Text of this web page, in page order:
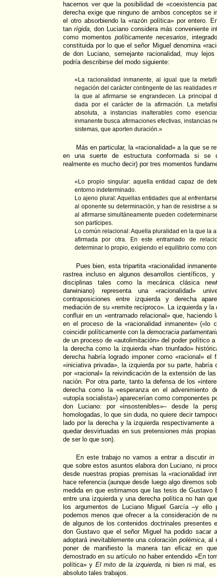
hacernos ver que la posibilidad de «coexistencia
derecha exige que ninguno de ambos conceptos se
el otro absorbiendo la «razón política» por entero.
tan rígida, don Luciano considera más conveniente
como momentos políticamente necesarios,
constituida por lo que el señor Miguel denomina
de don Luciano, semejante racionalidad, muy
podría describirse del modo siguiente:
«La racionalidad inmanente, al igual que la
negación del carácter contingente de las realidades
la que al afirmarse se engrandecen. La principal
dada por el carácter de la afirmación. La
absoluta, a instancias inalterables como
inmanente busca afirmaciones efectivas, instancias
sistemas, que aporten duración.»
Más en particular, la «racionalidad» a la que se
en una suerte de estructura conformada si se
realmente es mucho decir) por tres momentos
«Lo propio singular: aquella entidad capaz de
entorno indeterminado.
Lo ajeno plural: Aquellas entidades que al
al oponente su determinación, y han de resistirse a
al afirmarse simultáneamente pueden
son partícipes.
Lo común relacional: Aquella pluralidad en la que la
afirmada por otra. En este entramado de
determinar lo propio, exigiendo el equilibrio como
Pues bien, esta tripartita «racionalidad
rastrea incluso en algunos desarrollos científicos,
disciplinas tales como la mecánica clásica
darwiniano) representa una «racionalidad»
contraposiciones entre izquierda y derecha
mediación de su «remite recíproco». La izquierda y la
confluir en un «entramado relacional» que,
en el proceso de la «racionalidad inmanente» («lo
coincidir políticamente con la democracia
de un proceso de «autolimitación» del poder político
la derecha como la izquierda «han triunfado»
derecha habría logrado imponer como «racional»
«iniciativa privada», la izquierda por su parte, habría
por «racional» la reivindicación de la extensión de
nación. Por otra parte, tanto la defensa de los
derecha como la «esperanza en el advenimiento
«utopía socialista») aparecerían como componentes
don Luciano: por «insostenibles»– desde la
homologadas, lo que sin duda, no quiere decir
lado por la derecha y la izquierda respectivamente
quedar desvirtuadas en sus pretensiones más
de ser lo que son).
En este trabajo no vamos a entrar a discutirin
que sobre estos asuntos elabora don Luciano, ni
desde nuestras propias premisas la «racionalidad
hace referencia (aunque desde luego algo diremos
medida en que estimamos que las tesis de Gustavo
entre una izquierda y una derecha política no han
los argumentos de Luciano Miguel García –y ello
podemos menos que ofrecer a la consideración de
de algunos de los contenidos doctrinales presentes
don Gustavo que el señor Miguel ha podido sacar
adoptará inevitablemente una coloración polémica, al
poner de manifiesto la manera tan eficaz en
demostrado en su artículo no haber entendido «En
política» y El mito de la izquierda, ni bien ni mal, es
absoluto tales trabajos.